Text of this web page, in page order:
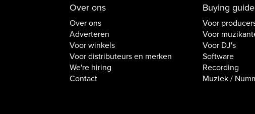
Over ons
Over ons
Adverteren
Voor winkels
Voor distributeurs en merken
We're hiring
Contact
Buying
Voor
Voor
Voor DJ's
Software
Recording
Muziek /